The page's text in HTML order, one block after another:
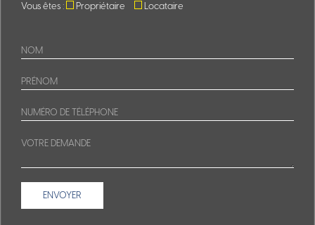
Vous êtes : Propriétaire Locataire